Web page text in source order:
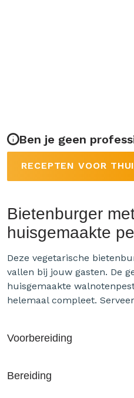
Ben je geen
RECEPTEN VOOR
Bietenburger
huisgemaakte
Deze vegetarische
vallen bij jouw gasten. De
huisgemaakte
helemaal compleet.
Voorbereiding
Bereiding